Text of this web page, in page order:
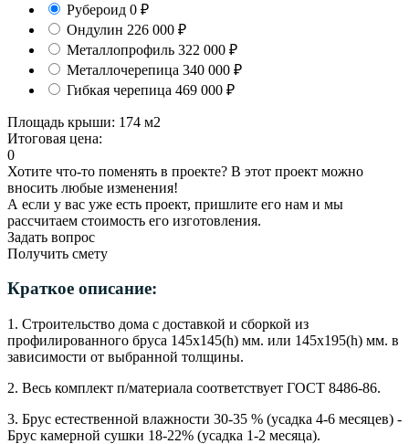
Рубероид 0 ₽
Ондулин 226 000 ₽
Металлопрофиль 322 000 ₽
Металлочерепица 340 000 ₽
Гибкая черепица 469 000 ₽
Площадь крыши: 174 м2
Итоговая цена:
0
Хотите что-то поменять в проекте? В этот проект можно
вносить любые изменения!
А если у вас уже есть проект, пришлите его нам и мы
рассчитаем стоимость его изготовления.
Задать вопрос
Получить смету
Краткое описание:
1. Строительство дома с доставкой и сборкой из
профилированного бруса 145х145(h) мм. или 145х195(h) мм. в
зависимости от выбранной толщины.
2. Весь комплект п/материала соответствует ГОСТ 8486-86.
3. Брус естественной влажности 30-35 % (усадка 4-6 месяцев) -
Брус камерной сушки 18-22% (усадка 1-2 месяца).